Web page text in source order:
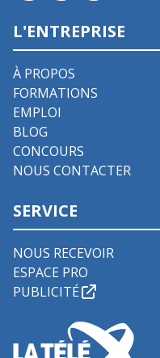
L'ENTREPRISE
À PROPOS
FORMATIONS
EMPLOI
BLOG
CONCOURS
NOUS CONTACTER
SERVICE
NOUS RECEVOIR
ESPACE PRO
PUBLICITÉ